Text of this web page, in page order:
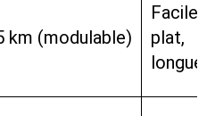
km (modulable)
Facile,
plat,
longue